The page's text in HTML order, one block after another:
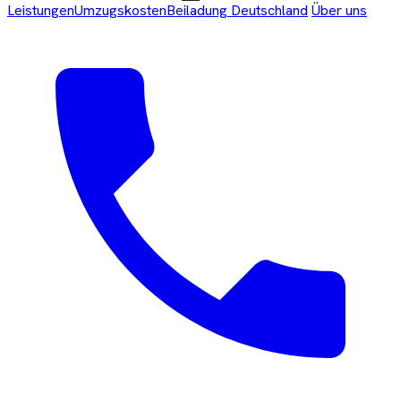
LeistungenUmzugskostenBeiladung Deutschland Über uns